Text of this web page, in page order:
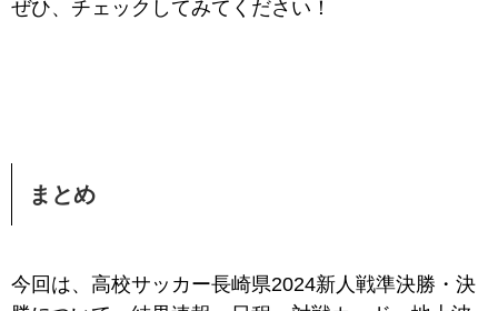
ぜひ、チェックしてみてください！
まとめ
今回は、高校サッカー長崎県2024新人戦準決勝・決